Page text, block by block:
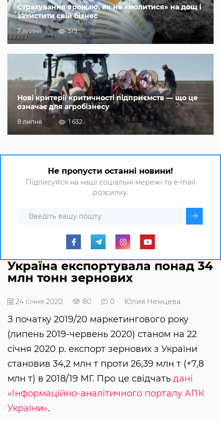
Страхування врожаю, як не «молитися» на дощ і
захистити свій бізнес
7 липня 519
Нові критерії критичності підприємств — що це
означає для агробізнесу
8 липня 1 632
Не пропусти останні новини!
Підписуйся на наші соціальні мережі та e-mail
розсилку.
Україна експортувала понад 34
млн тонн зернових
24 січня 2020 80 0 Юлия Немцева
З початку 2019/20 маркетингового року
(липень 2019-червень 2020) станом на 22
січня 2020 р. експорт зернових з України
становив 34,2 млн т проти 26,39 млн т (+7,8
млн т) в 2018/19 МГ. Про це свідчать дані
«Інформаційно-аналітичного порталу АПК
України».